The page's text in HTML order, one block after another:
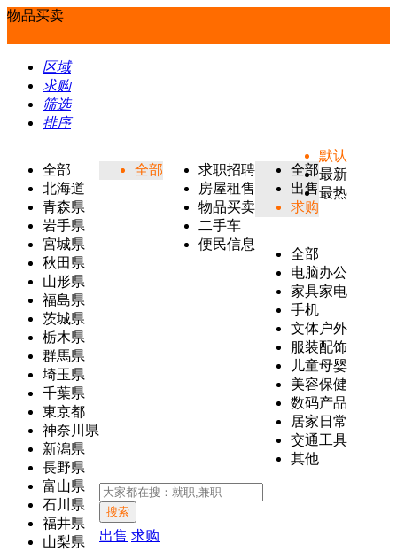
物品买卖
区域
求购
筛选
排序
全部
北海道
青森県
岩手県
宮城県
秋田県
山形県
福島県
茨城県
栃木県
群馬県
埼玉県
千葉県
東京都
神奈川県
新潟県
長野県
富山県
石川県
福井県
山梨県
全部
求职招聘
房屋租售
物品买卖
二手车
便民信息
全部
出售
求购
全部
电脑办公
家具家电
手机
文体户外
服装配饰
儿童母婴
美容保健
数码产品
居家日常
交通工具
其他
默认
最新
最热
搜索
出售 求购